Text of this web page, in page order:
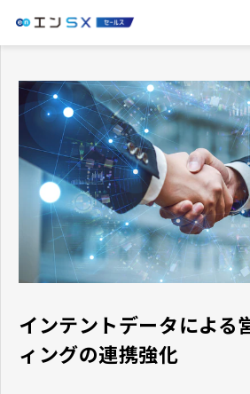
エンSXとは
サービス一覧
導入事例
お役立ちブログ
セミナー
コラム
インテントデータによる
ィングの連携強化